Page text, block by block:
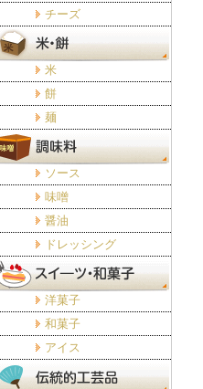
チーズ
米
餅
麺
ソース
味噌
醤油
ドレッシング
洋菓子
和菓子
アイス